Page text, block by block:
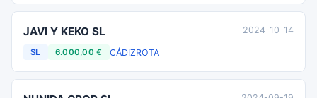
JAVI Y KEKO SL
SL 6.000,00 € CÁDIZROTA
2024-10-14